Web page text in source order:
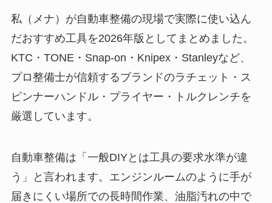
私（メナ）が自動車整備の現場で実際に使い込ん
だおすすめ工具を2026年版としてまとめました。
KTC・TONE・Snap-on・Knipex・Stanleyなど、
プロ整備士が信頼するブランドのラチェット・ス
ピンナーハンドル・プライヤー・トルクレンチを
厳選しています。
自動車整備は「一般DIYとは工具の要求水準が違
う」と言われます。エンジンルームのように手が
届きにくい場所での長時間作業、油脂汚れの中で